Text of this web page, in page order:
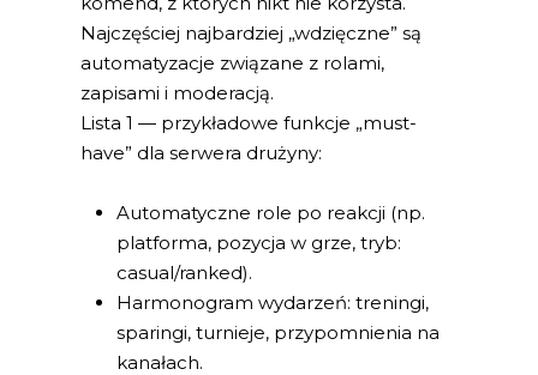
Najczęściej najbardziej „wdzięczne” są
automatyzacje związane z rolami,
zapisami i moderacją.
Lista 1 — przykładowe funkcje „must-
have” dla serwera drużyny:
Automatyczne role po reakcji (np.
platforma, pozycja w grze, tryb:
casual/ranked).
Harmonogram wydarzeń: treningi,
sparingi, turnieje, przypomnienia na
kanałach.